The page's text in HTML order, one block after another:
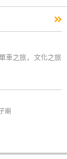
»
車之旅, 文化之旅
廟